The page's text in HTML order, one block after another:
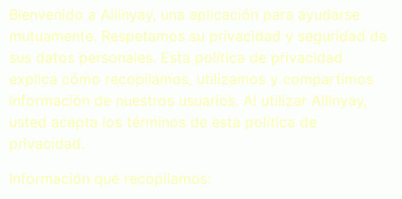
Bienvenido a Allinyay, una aplicación para ayudarse
mutuamente. Respetamos su privacidad y seguridad de
sus datos personales. Esta política de privacidad
explica cómo recopilamos, utilizamos y compartimos
información de nuestros usuarios. Al utilizar Allinyay,
usted acepta los términos de esta política de
privacidad.
Información que recopilamos: